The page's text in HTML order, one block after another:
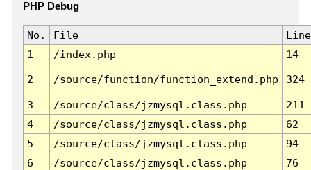
PHP Debug
No. File
Line
1
/index.php 14
2 /source/function/function_extend.php 324
3 /source/class/jzmysql.class.php
211
4
/source/class/jzmysql.class.php
62
5
/source/class/jzmysql.class.php
94
6
/source/class/jzmysql.class.php 76